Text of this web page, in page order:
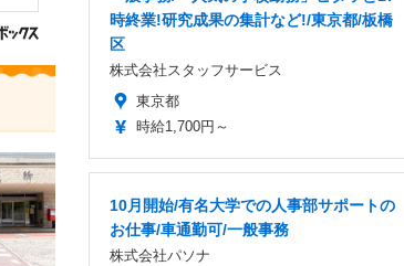
時終業!研究成果の集計など!/東京都/板橋
区
株式会社スタッフサービス
東京都
時給1,700円～
10月開始/有名大学での人事部サポートの
お仕事/車通勤可/一般事務
株式会社パソナ